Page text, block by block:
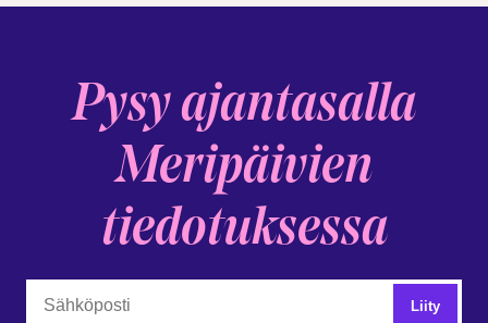
Pysy ajantasalla
Meripäivien
tiedotuksessa